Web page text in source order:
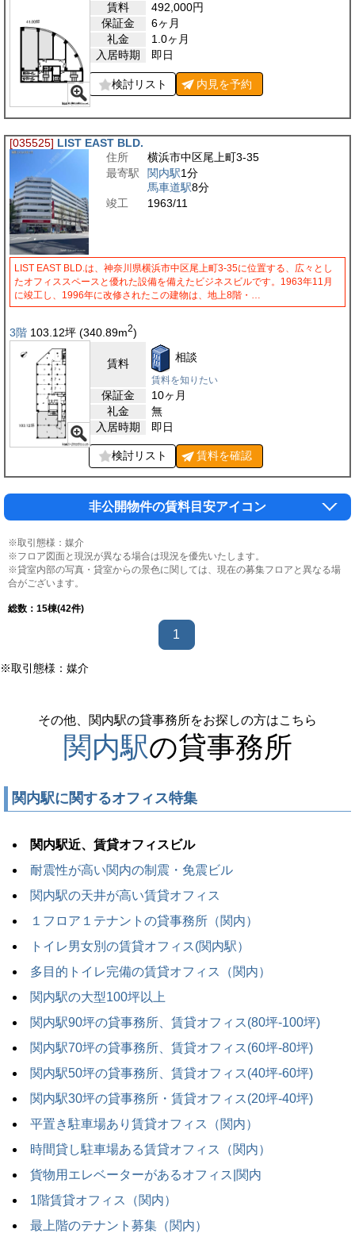
賃料 492,000円
保証金
6ヶ月
礼金
1.0ヶ月
入居時期
即日
検討リスト 内見を予約
[035525] LIST EAST BLD.
住所
横浜市中区尾上町3-35
最寄駅
関内駅1分
馬車道駅8分
竣工
1963/11
LIST EAST BLD.は、神奈川県横浜市中区尾上町3-35に位置する、広々とし
たオフィススペースと優れた設備を備えたビジネスビルです。1963年11月
に竣工し、1996年に改修されたこの建物は、地上8階・…
3階 103.12坪 (340.89m2)
賃料 相談
賃料を知りたい
保証金
10ヶ月
礼金
無
入居時期
即日
検討リスト 賃料を確認
非公開物件の賃料目安アイコン
※取引態様：媒介
※フロア図面と現況が異なる場合は現況を優先いたします。
※貸室内部の写真・貸室からの景色に関しては、現在の募集フロアと異なる場
合がございます。
総数： 15棟(42件)
1
※取引態様：媒介
その他、関内駅の貸事務所をお探しの方はこちら
関内駅の貸事務所
関内駅に関するオフィス特集
関内駅近、賃貸オフィスビル
耐震性が高い関内の制震・免震ビル
関内駅の天井が高い賃貸オフィス
１フロア１テナントの貸事務所（関内）
トイレ男女別の賃貸オフィス(関内駅）
多目的トイレ完備の賃貸オフィス（関内）
関内駅の大型100坪以上
関内駅90坪の貸事務所、賃貸オフィス(80坪-100坪)
関内駅70坪の貸事務所、賃貸オフィス(60坪-80坪)
関内駅50坪の貸事務所、賃貸オフィス(40坪-60坪)
関内駅30坪の貸事務所・賃貸オフィス(20坪-40坪)
平置き駐車場あり賃貸オフィス（関内）
時間貸し駐車場ある賃貸オフィス（関内）
貨物用エレベーターがあるオフィス|関内
1階賃貸オフィス（関内）
最上階のテナント募集（関内）